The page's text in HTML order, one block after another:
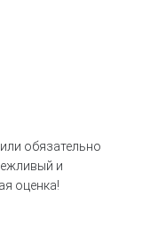
обязательно
и
оценка!